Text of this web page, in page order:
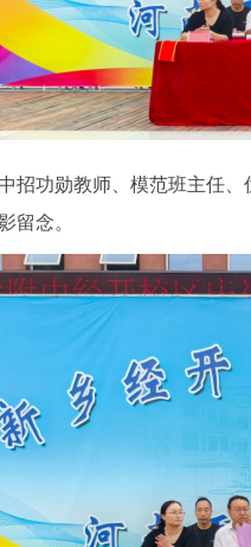
功勋教师、模范班主任、
留念。